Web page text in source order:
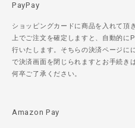
PayPay
ショッピングカードに商品を入れて頂
上でご注文を確定しますと、自動的
行いたします。そちらの決済ページに
で決済画面を閉じられますとお手続き
何卒ご了承ください。
Amazon Pay